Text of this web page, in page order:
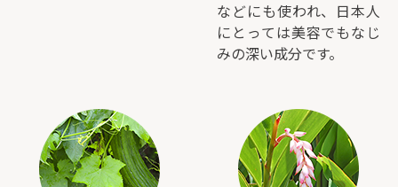
などにも使われ、日本人
にとっては美容でもなじ
みの深い成分です。